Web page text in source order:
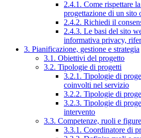
2.4.1. Come rispettare
progettazione di un sito
2.4.2. Richiedi il
2.4.3. Le basi del sito
informativa privacy,
3. Pianificazione, gestione e strategia
3.1. Obiettivi del progetto
3.2. Tipologie di progetti
3.2.1. Tipologie di
coinvolti nel servizio
3.2.2. Tipologie di
3.2.3. Tipologie di
intervento
3.3. Competenze, ruoli e
3.3.1. Coordinatore di